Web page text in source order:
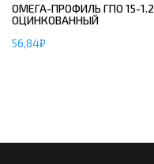
ОМЕГА-ПРОФИЛЬ ГПО 15-1.2
ОЦИНКОВАННЫЙ
56,84₽